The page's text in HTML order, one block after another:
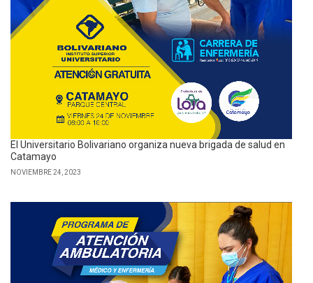
El Universitario Bolivariano organiza nueva brigada de salud en
Catamayo
NOVIEMBRE 24, 2023